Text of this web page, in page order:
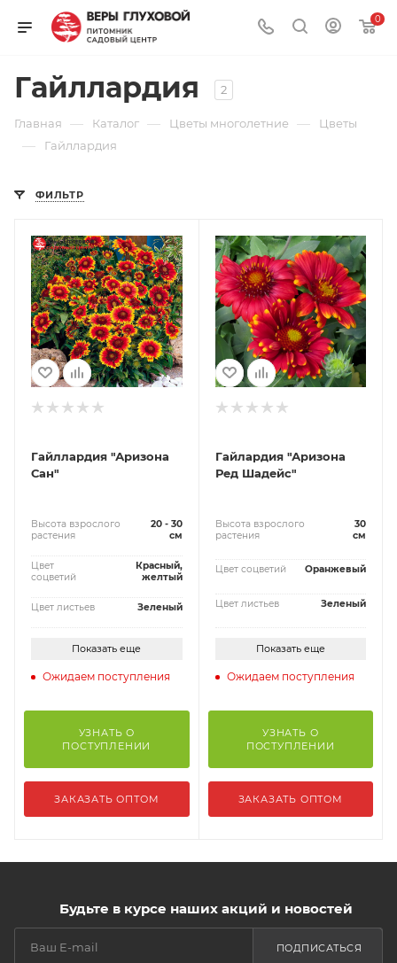
0
Гайллардия 2
Главная — Каталог — Цветы многолетние — Цветы
— Гайллардия
ФИЛЬТР
Гайллардия "Аризона
Сан"
Высота взрослого
растения
20 - 30
см
Цвет
соцветий
Красный,
желтый
Цвет листьев Зеленый
Показать еще
Ожидаем поступления
УЗНАТЬ О
ПОСТУПЛЕНИИ
ЗАКАЗАТЬ ОПТОМ
Гайлардия "Аризона
Ред Шадейс"
Высота взрослого
растения
30
см
Цвет соцветий Оранжевый
Цвет листьев Зеленый
Показать еще
Ожидаем поступления
УЗНАТЬ О
ПОСТУПЛЕНИИ
ЗАКАЗАТЬ ОПТОМ
Будьте в курсе наших акций и новостей
ПОДПИСАТЬСЯ